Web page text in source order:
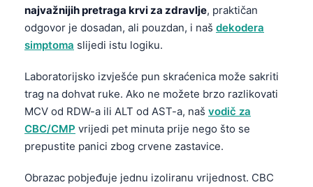
najvažnijih pretraga krvi za zdravlje, praktičan
odgovor je dosadan, ali pouzdan, i naš dekodera
simptoma slijedi istu logiku.
Laboratorijsko izvješće pun skraćenica može sakriti
trag na dohvat ruke. Ako ne možete brzo razlikovati
MCV od RDW-a ili ALT od AST-a, naš vodič za
CBC/CMP vrijedi pet minuta prije nego što se
prepustite panici zbog crvene zastavice.
Obrazac pobjeđuje jednu izoliranu vrijednost. CBC